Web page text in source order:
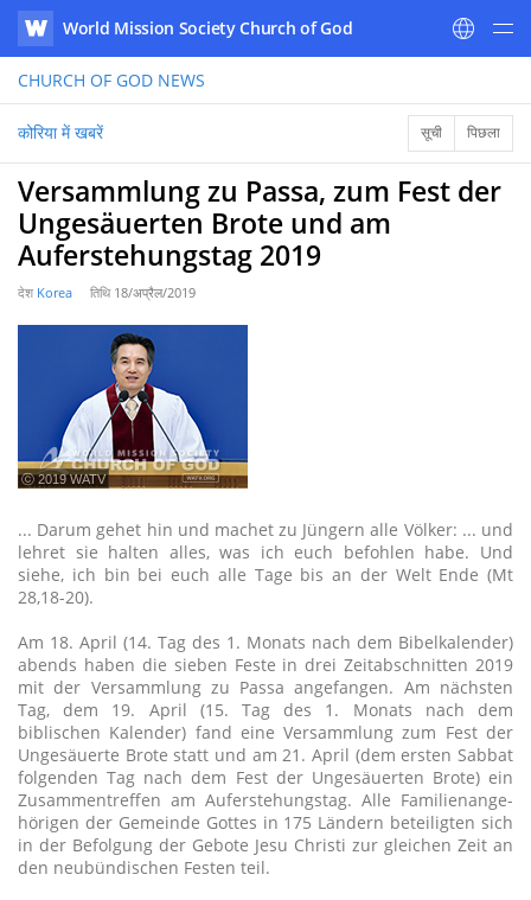
WATV
World Mission Society Church of God
CHURCH OF GOD NEWS
कोरिया में खबरें सूची पिछला
Versammlung zu Passa, zum Fest der
Ungesäuerten Brote und am
Auferstehungstag 2019
देश Korea तिथि 18/अप्रैल/2019
ⓒ 2019 WATV
... Darum gehet hin und machet zu Jüngern alle Völker: ... und
lehret sie halten alles, was ich euch befohlen habe. Und
siehe, ich bin bei euch alle Tage bis an der Welt Ende (Mt
28,18-20).
Am 18. April (14. Tag des 1. Monats nach dem Bibelkalender)
abends haben die sieben Feste in drei Zeitabschnitten 2019
mit der Versammlung zu Passa angefangen. Am nächsten
Tag, dem 19. April (15. Tag des 1. Monats nach dem
biblischen Kalender) fand eine Versammlung zum Fest der
Ungesäuerte Brote statt und am 21. April (dem ersten Sabbat
folgenden Tag nach dem Fest der Ungesäuerten Brote) ein
Zusammentreffen am Auferstehungstag. Alle Familienange-
hörigen der Gemeinde Gottes in 175 Ländern beteiligten sich
in der Befolgung der Gebote Jesu Christi zur gleichen Zeit an
den neubündischen Festen teil.